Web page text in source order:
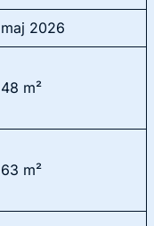
maj 2026
48 m²
63 m²